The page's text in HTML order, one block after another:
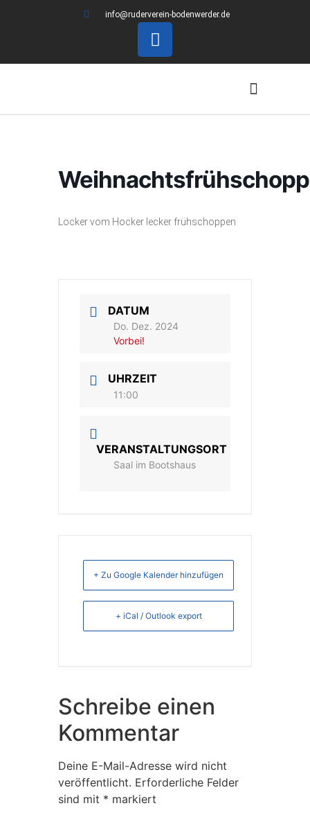
info@ruderverein-bodenwerder.de
Locker vom Hocker lecker frühschoppen
DATUM
Do. Dez. 2024
Vorbei!
UHRZEIT
11:00
VERANSTALTUNGSORT
Saal im Bootshaus
+ Zu Google Kalender hinzufügen
+ iCal / Outlook export
Schreibe einen
Kommentar
Deine E-Mail-Adresse wird nicht
veröffentlicht. Erforderliche Felder
sind mit * markiert